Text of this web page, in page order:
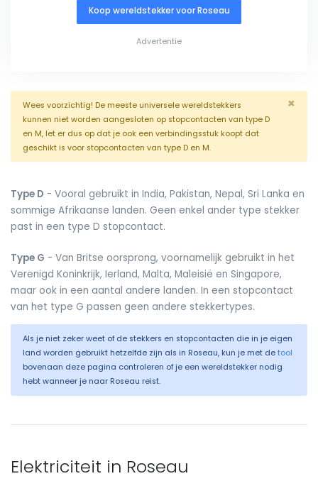
Koop wereldstekker voor Roseau
Advertentie
×
Wees voorzichtig! De meeste universele wereldstekkers
kunnen niet worden aangesloten op stopcontacten van type D
en M, let er dus op dat je ook een verbindingsstuk koopt dat
geschikt is voor stopcontacten van type D en M.
Type D - Vooral gebruikt in India, Pakistan, Nepal, Sri Lanka en
sommige Afrikaanse landen. Geen enkel ander type stekker
past in een type D stopcontact.
Type G - Van Britse oorsprong, voornamelijk gebruikt in het
Verenigd Koninkrijk, Ierland, Malta, Maleisië en Singapore,
maar ook in een aantal andere landen. In een stopcontact
van het type G passen geen andere stekkertypes.
Als je niet zeker weet of de stekkers en stopcontacten die in je eigen
land worden gebruikt hetzelfde zijn als in Roseau, kun je met de tool
bovenaan deze pagina controleren of je een wereldstekker nodig
hebt wanneer je naar Roseau reist.
Elektriciteit in Roseau